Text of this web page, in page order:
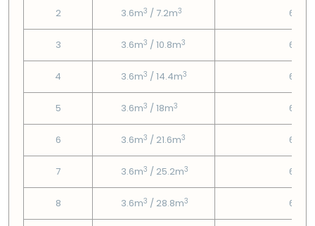
2 3.6m3 / 7.2m3 6.08€
3 3.6m3 / 10.8m3 6.08€
4 3.6m3 / 14.4m3 6.08€
5 3.6m3 / 18m3 6.08€
6 3.6m3 / 21.6m3 6.08€
7 3.6m3 / 25.2m3 6.08€
8 3.6m3 / 28.8m3 6.08€